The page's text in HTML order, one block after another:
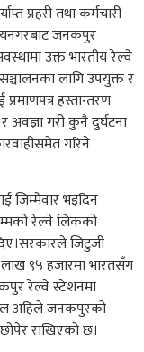
प्रहरी तथा कर्मचारी
जनकपुर
उक्त भारतीय रेल्वे
लागि उपयुक्त र
हस्तान्तरण
अवज्ञा गरी कुनै दुर्घटना
गरिने
जिम्मेवार भइदिन
रेल्वे लिकको
जिटुजी
लाख ९५ हजारमा भारतसँग
रेल्वे स्टेशनमा
अहिले जनकपुरको
राखिएको छ।